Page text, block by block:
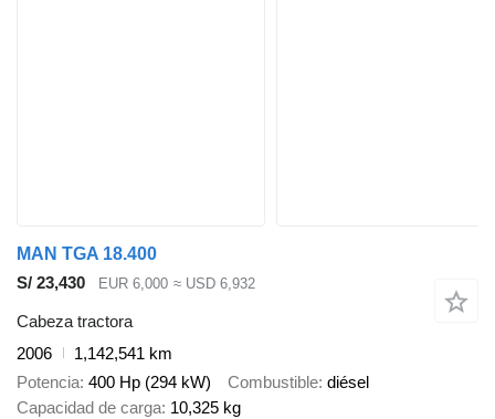
MAN TGA 18.400
S/ 23,430
EUR 6,000 ≈ USD 6,932
Cabeza tractora
2006
1,142,541 km
Potencia 400 Hp (294 kW) Combustible diésel
Capacidad de carga 10,325 kg